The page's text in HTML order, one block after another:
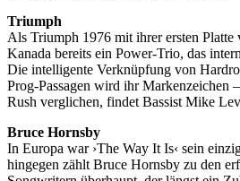
Triumph
Als Triumph 1976 mit ihrer ersten Platte
Kanada bereits ein Power-Trio, das
Die intelligente Verknüpfung von
Prog-Passagen wird ihr
Rush verglichen, findet Bassist Mike
Bruce Hornsby
In Europa war ›The Way It Is‹ sein
hingegen zählt Bruce Hornsby zu den